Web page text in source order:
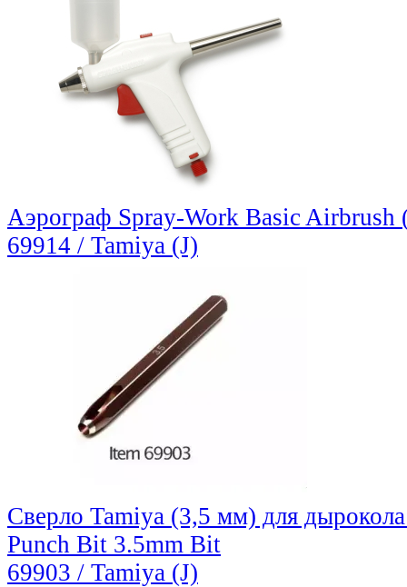
Аэрограф Spray-Work Basic Airbrush
69914 / Tamiya (J)
Сверло Tamiya (3,5 мм) для
Punch Bit 3.5mm Bit
69903 / Tamiya (J)